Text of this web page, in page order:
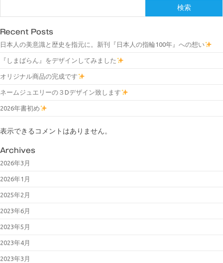
検索
Recent Posts
日本人の美意識と歴史を指元に。新刊『日本人の指輪100年』への想い
『しまばらん』をデザインしてみました
オリジナル商品の完成です
ネームジュエリーの３Dデザイン致します
2026年書初め
表示できるコメントはありません。
Archives
2026年3月
2026年1月
2025年2月
2023年6月
2023年5月
2023年4月
2023年3月